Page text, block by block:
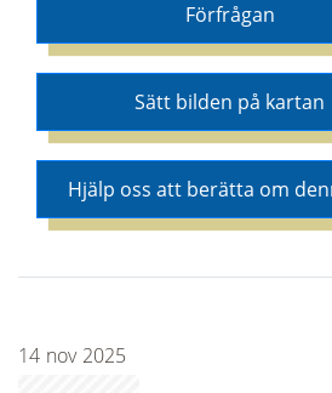
Förfrågan
Sätt bilden på kartan
Hjälp oss att berätta om
14 nov 2025